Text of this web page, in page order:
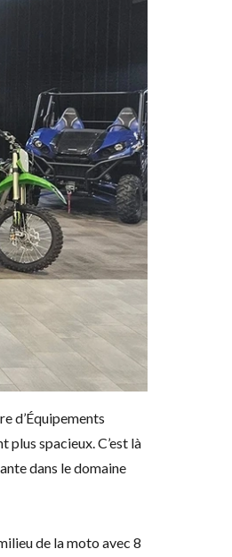
d’Équipements
plus spacieux. C’est là
dans le domaine
de la moto avec 8